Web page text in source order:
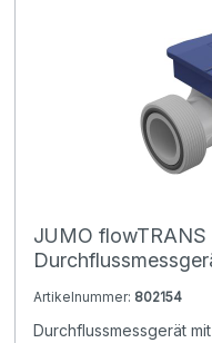
JUMO flowTRANS
Artikelnummer: 802154
Durchflussmessgerät